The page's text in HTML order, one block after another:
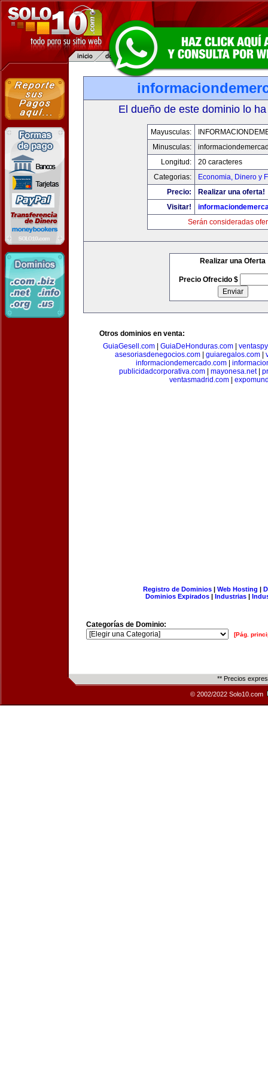
El dueño de este dominio lo
Mayusculas:
Minusculas:
Longitud:
20 caracteres
Categorias:
Economia, Dinero y
Precio:
Realizar una oferta!
Visitar!
Serán consideradas
Realizar una Oferta
Precio Ofrecido $
Otros dominios en venta:
GuiaGesell.com| GuiaDeHonduras.com|
asesoriasdenegocios.com
guiaregalos.com
informaciondemercado.com|
publicidadcorporativa.com
mayonesa.net|
ventasmadrid.com
Registro de Dominios| Web Hosting |
Dominios Expirados | Industrias |
Categorías de Dominio:
[Pág.
** Precios
© 2002/2022 Solo10.com